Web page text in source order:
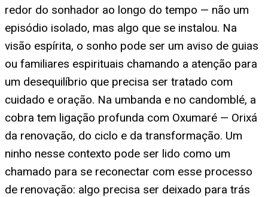
redor do sonhador ao longo do tempo — não um
episódio isolado, mas algo que se instalou. Na
visão espírita, o sonho pode ser um aviso de guias
ou familiares espirituais chamando a atenção para
um desequilíbrio que precisa ser tratado com
cuidado e oração. Na umbanda e no candomblé, a
cobra tem ligação profunda com Oxumaré — Orixá
da renovação, do ciclo e da transformação. Um
ninho nesse contexto pode ser lido como um
chamado para se reconectar com esse processo
de renovação: algo precisa ser deixado para trás